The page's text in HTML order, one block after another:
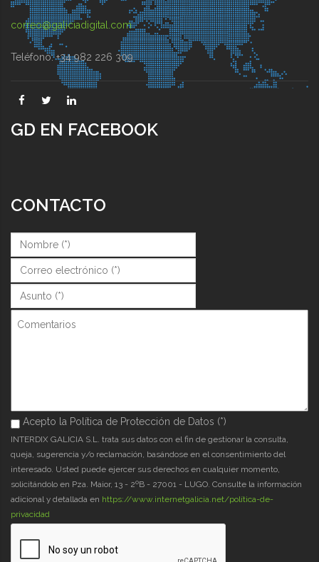
correo@galiciadigital.com
Teléfono: +34 982 226 309
GD EN FACEBOOK
CONTACTO
Nombre (*)*
Correo (*)*
Asunto (*)*
Comentarios
Acepto la Política de Protección de Datos (*)
Acepto la Política de Protección de Datos (*)
INTERDIX GALICIA S.L. trata sus datos con el fin de gestionar la consulta,
queja, sugerencia y/o reclamación, basándose en el consentimiento del
interesado. Usted puede ejercer sus derechos en cualquier momento,
solicitándolo en Pza. Maior, 13 - 2ºB - 27001 - LUGO. Consulte la información
adicional y detallada en https://www.internetgalicia.net/política-de-
privacidad